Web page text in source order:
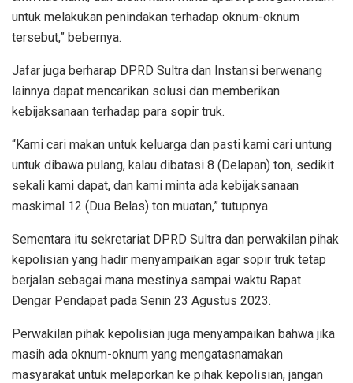
untuk melakukan penindakan terhadap oknum-oknum
tersebut,” bebernya.
Jafar juga berharap DPRD Sultra dan Instansi berwenang
lainnya dapat mencarikan solusi dan memberikan
kebijaksanaan terhadap para sopir truk.
“Kami cari makan untuk keluarga dan pasti kami cari untung
untuk dibawa pulang, kalau dibatasi 8 (Delapan) ton, sedikit
sekali kami dapat, dan kami minta ada kebijaksanaan
maskimal 12 (Dua Belas) ton muatan,” tutupnya.
Sementara itu sekretariat DPRD Sultra dan perwakilan pihak
kepolisian yang hadir menyampaikan agar sopir truk tetap
berjalan sebagai mana mestinya sampai waktu Rapat
Dengar Pendapat pada Senin 23 Agustus 2023.
Perwakilan pihak kepolisian juga menyampaikan bahwa jika
masih ada oknum-oknum yang mengatasnamakan
masyarakat untuk melaporkan ke pihak kepolisian, jangan